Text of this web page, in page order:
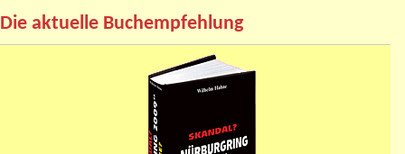
Die aktuelle Buchempfehlung